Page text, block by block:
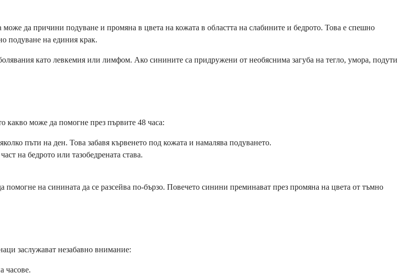
да причини подуване и промяна в цвета на кожата в областта на слабините и бедрото. Това е спешно
подуване на единия крак.
като левкемия или лимфом. Ако синините са придружени от необяснима загуба на тегло, умора, подути
какво може да помогне през първите 48 часа:
пъти на ден. Това забавя кървенето под кожата и намалява подуването.
на бедрото или тазобедрената става.
на синината да се разсейва по-бързо. Повечето синини преминават през промяна на цвета от тъмно
заслужават незабавно внимание:
часове.